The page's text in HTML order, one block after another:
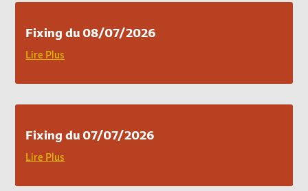
Fixing du 08/07/2026
Lire Plus
Fixing du 07/07/2026
Lire Plus